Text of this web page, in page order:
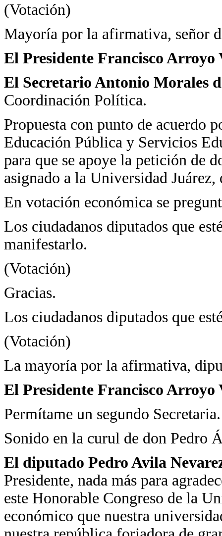
(Votación)
Mayoría por la afirmativa, señor
El Presidente Francisco
El Secretario Antonio Morales
Coordinación Política.
Propuesta con punto de acuerdo
Educación Pública y Servicios
para que se apoye la petición de
asignado a la Universidad
En votación económica se
Los ciudadanos diputados que
manifestarlo.
(Votación)
Gracias.
Los ciudadanos diputados que
(Votación)
La mayoría por la afirmativa,
El Presidente Francisco
Permítame un segundo Secretaria.
Sonido en la curul de don Pedro
El diputado Pedro Avila
Presidente, nada más para
este Honorable Congreso de la
económico que nuestra